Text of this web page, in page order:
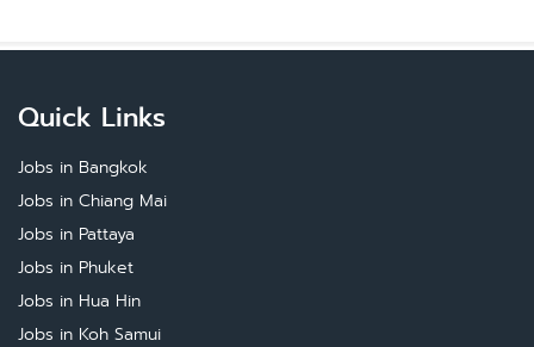
Quick Links
Jobs in Bangkok
Jobs in Chiang Mai
Jobs in Pattaya
Jobs in Phuket
Jobs in Hua Hin
Jobs in Koh Samui